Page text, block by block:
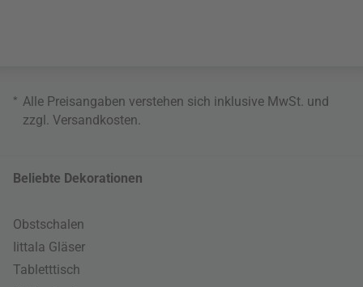
* Alle Preisangaben verstehen sich inklusive MwSt. und
zzgl. Versandkosten.
Beliebte Dekorationen
Obstschalen
Iittala Gläser
Tabletttisch